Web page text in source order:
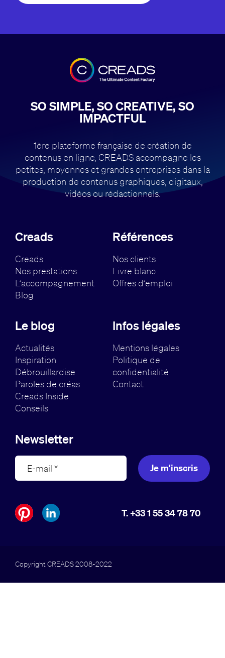
SO SIMPLE, SO CREATIVE, SO
IMPACTFUL
1ère plateforme française de création de
contenus en ligne, CREADS accompagne les
petites, moyennes et grandes entreprises dans la
production de contenus graphiques, digitaux,
vidéos ou rédactionnels.
Creads
Creads
Nos prestations
L’accompagnement
Blog
Références
Nos clients
Livre blanc
Offres d’emploi
Le blog
Actualités
Inspiration
Débrouillardise
Paroles de créas
Creads Inside
Conseils
Infos légales
Mentions légales
Politique de
confidentialité
Contact
Newsletter
Je m'inscris
T. +33 1 55 34 78 70
Copyright CREADS 2008-2022